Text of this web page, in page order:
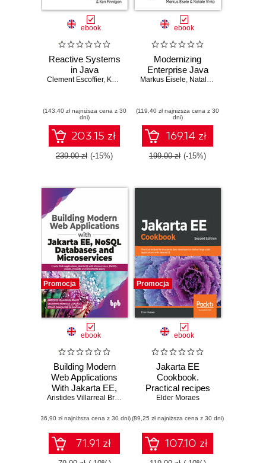
ebook
Reactive Systems
in Java
Clement Escoffier, Ken Finnigan
(143,40 zł najniższa cena z 30
dni)
203.15 zł
239.00 zł (-15%)
ebook
Modernizing
Enterprise Java
Markus Eisele, Natale Vinto
(119,40 zł najniższa cena z 30
dni)
169.14 zł
199.00 zł (-15%)
Promocja
ebook
Building Modern
Web Applications
With Jakarta EE,
NoSQL Databases
Aristides Villarreal Bravo Geovanny Mendoza González
(36,90 zł najniższa cena z 30 dni)
71.91 zł
Promocja
ebook
Jakarta EE
Cookbook.
Practical recipes
for enterprise Java
deliver large scale
applications with
Jakarta EE -
Second Edition
Elder Moraes
(89,25 zł najniższa cena z 30 dni)
107.10 zł